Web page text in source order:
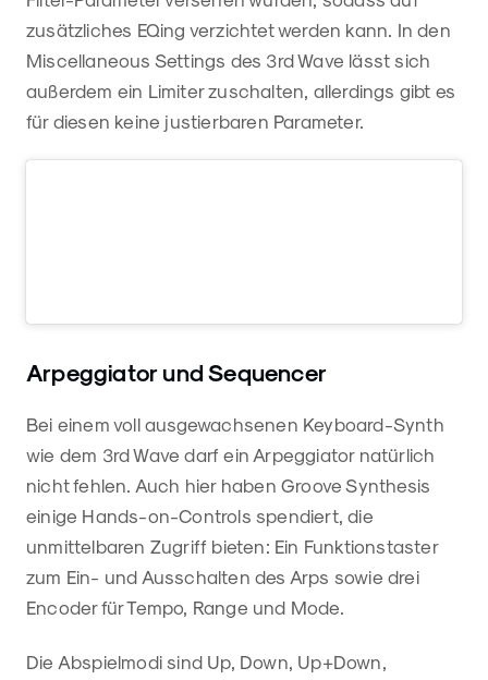
zusätzliches EQing verzichtet werden kann. In den
Miscellaneous Settings des 3rd Wave lässt sich
außerdem ein Limiter zuschalten, allerdings gibt es
für diesen keine justierbaren Parameter.
Arpeggiator und Sequencer
Bei einem voll ausgewachsenen Keyboard-Synth
wie dem 3rd Wave darf ein Arpeggiator natürlich
nicht fehlen. Auch hier haben Groove Synthesis
einige Hands-on-Controls spendiert, die
unmittelbaren Zugriff bieten: Ein Funktionstaster
zum Ein- und Ausschalten des Arps sowie drei
Encoder für Tempo, Range und Mode.
Die Abspielmodi sind Up, Down, Up+Down,